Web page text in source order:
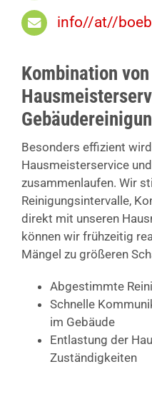
info//at//
Kombination von
Besonders effizient
Hausmeisterservice
zusammenlaufen. Wir
Reinigungsintervalle,
direkt mit unseren
können wir frühzeitig
Mängel zu größeren
Abgestimmte
Schnelle
im Gebäude
Entlastung der
Zuständigkeiten